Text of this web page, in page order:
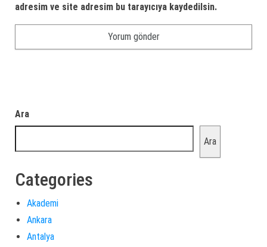
adresim ve site adresim bu tarayıcıya kaydedilsin.
Ara
Ara
Categories
Akademi
Ankara
Antalya